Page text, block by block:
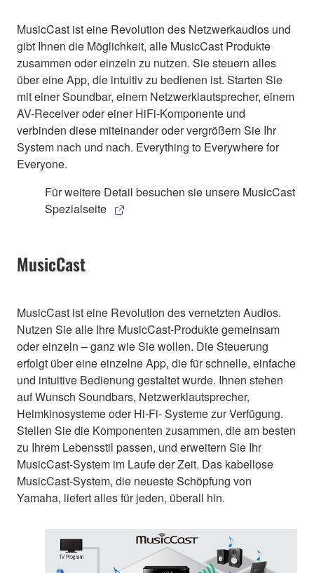
MusicCast ist eine Revolution des Netzwerkaudios und
gibt Ihnen die Möglichkeit, alle MusicCast Produkte
zusammen oder einzeln zu nutzen. Sie steuern alles
über eine App, die intuitiv zu bedienen ist. Starten Sie
mit einer Soundbar, einem Netzwerklautsprecher, einem
AV-Receiver oder einer HiFi-Komponente und
verbinden diese miteinander oder vergrößern Sie Ihr
System nach und nach. Everything to Everywhere for
Everyone.
Für weitere Detail besuchen sie unsere MusicCast
Spezialseite
MusicCast
MusicCast ist eine Revolution des vernetzten Audios.
Nutzen Sie alle Ihre MusicCast-Produkte gemeinsam
oder einzeln – ganz wie Sie wollen. Die Steuerung
erfolgt über eine einzelne App, die für schnelle, einfache
und intuitive Bedienung gestaltet wurde. Ihnen stehen
auf Wunsch Soundbars, Netzwerklautsprecher,
Heimkinosysteme oder Hi-Fi- Systeme zur Verfügung.
Stellen Sie die Komponenten zusammen, die am besten
zu Ihrem Lebensstil passen, und erweitern Sie Ihr
MusicCast-System im Laufe der Zeit. Das kabellose
MusicCast-System, die neueste Schöpfung von
Yamaha, liefert alles für jeden, überall hin.